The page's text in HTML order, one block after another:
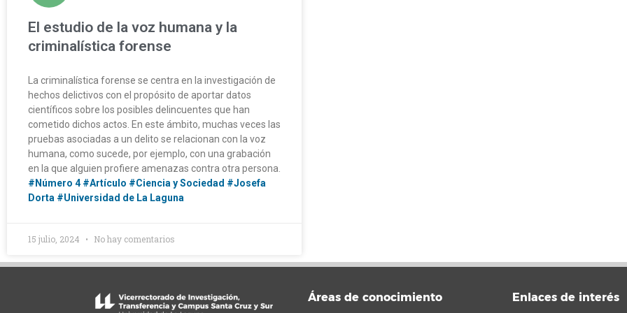
El estudio de la voz humana y la
criminalística forense
La criminalística forense se centra en la investigación de
hechos delictivos con el propósito de aportar datos
científicos sobre los posibles delincuentes que han
cometido dichos actos. En este ámbito, muchas veces las
pruebas asociadas a un delito se relacionan con la voz
humana, como sucede, por ejemplo, con una grabación
en la que alguien profiere amenazas contra otra persona.
#Número 4 #Artículo #Ciencia y Sociedad #Josefa
Dorta #Universidad de La Laguna
15 julio, 2024 No hay comentarios
Áreas de conocimiento Enlaces de interés